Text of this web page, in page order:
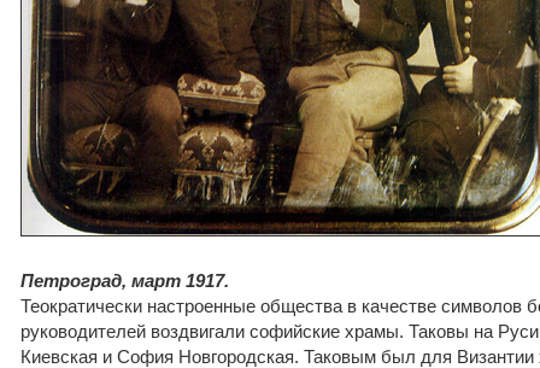
Петроград, март 1917.
Теократически настроенные общества в качестве символов
руководителей воздвигали софийские храмы. Таковы на
Киевская и София Новгородская. Таковым был для Византии